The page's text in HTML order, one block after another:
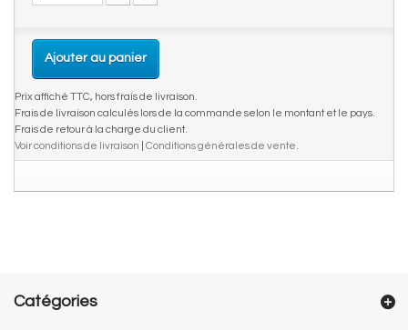
Ajouter au panier
Prix affiché TTC, hors frais de livraison.
Frais de livraison calculés lors de la commande selon le montant et le pays.
Frais de retour à la charge du client.
Voir conditions de livraison
Conditions générales de vente
Catégories